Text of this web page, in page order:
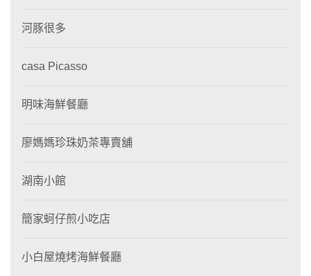
河豚很多
casa Picasso
明味海鮮餐廳
廖媽媽珍珠奶茶專賣舖
湖南小館
簡家蚵仔煎小吃店
小白屋燒烤海鮮餐廳